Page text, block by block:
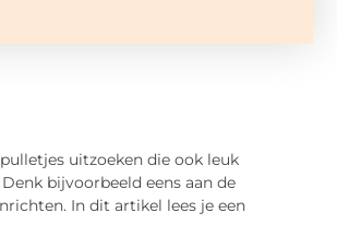
uitzoeken die ook leuk
bijvoorbeeld eens aan de
In dit artikel lees je een